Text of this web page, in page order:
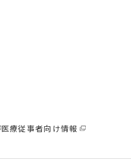
医療従事者向け情報